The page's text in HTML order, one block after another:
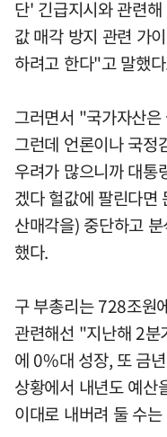
단' 긴급지시와 관련
값 매각 방지 관련 가
하려고 한다"고 말했
그러면서 "국가자산
그런데 언론이나 국정
우려가 많으니까 대통
겠다 헐값에 팔린다면
산매각을) 중단하고
했다.
구 부총리는 728조원
관련해선 "지난해 2분
에 0%대 성장, 또 금
상황에서 내년도 예산
이대로 내버려 둘 수